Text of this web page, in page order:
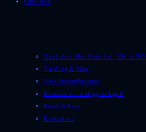
NiceLife vs Ditt Gode Liv | UK vs NO
Vår Blog & Vlog
Våre PartnerProgram
Hvordan blir innleggene laget?
ReiseLiv.blog
Kontakt oss